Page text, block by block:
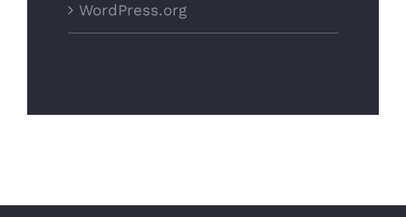
WordPress.org